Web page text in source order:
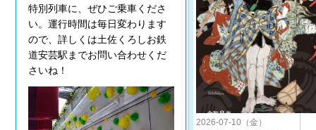
特別列車に、ぜひご乗車くださ
い。運行時間は毎日変わります
ので、詳しくは土佐くろしお鉄
道安芸駅までお問い合わせくだ
さいね！
2026-07-10（金）